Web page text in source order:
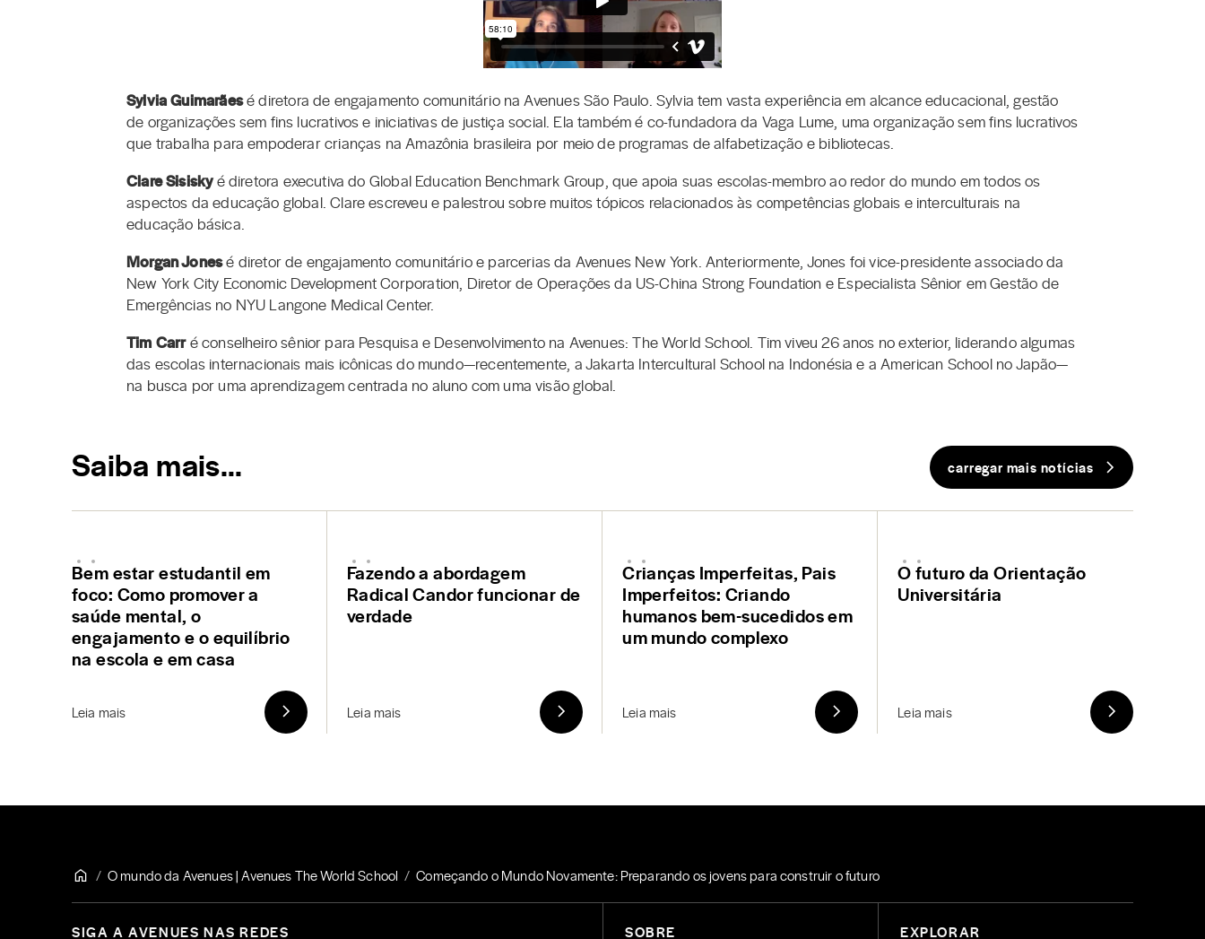
Sylvia Guimarãesé diretora de engajamento comunitário na Avenues São Paulo. Sylvia tem vasta experiência em alcance educacional, gestão
de organizações sem fins lucrativos e iniciativas de justiça social. Ela também é co-fundadora da Vaga Lume, uma organização sem fins lucrativos
que trabalha para empoderar crianças na Amazônia brasileira por meio de programas de alfabetização e bibliotecas.
Clare Sisiskyé diretora executiva do Global Education Benchmark Group, que apoia suas escolas-membro ao redor do mundo em todos os
aspectos da educação global. Clare escreveu e palestrou sobre muitos tópicos relacionados às competências globais e interculturais na
educação básica.
Morgan Jonesé diretor de engajamento comunitário e parcerias da Avenues New York. Anteriormente, Jones foi vice-presidente associado da
New York City Economic Development Corporation, Diretor de Operações da US-China Strong Foundation e Especialista Sênior em Gestão de
Emergências no NYU Langone Medical Center.
Tim Carré conselheiro sênior para Pesquisa e Desenvolvimento na Avenues: The World School. Tim viveu 26 anos no exterior, liderando algumas
das escolas internacionais mais icônicas do mundo—recentemente, a Jakarta Intercultural School na Indonésia e a American School no Japão—
na busca por uma aprendizagem centrada no aluno com uma visão global.
Saiba mais… carregar mais notícias
Bem estar estudantil em
foco: Como promover a
saúde mental, o
engajamento e o equilíbrio
na escola e em casa
Leia mais
Fazendo a abordagem
Radical Candor funcionar de
verdade
Leia mais
Crianças Imperfeitas, Pais
Imperfeitos: Criando
humanos bem-sucedidos em
um mundo complexo
Leia mais
O futuro da Orientação
Universitária
Leia mais
O mundo da Avenues | Avenues The World School Começando o Mundo Novamente: Preparando os jovens para construir o futuro
SIGA A AVENUES NAS REDES SOBRE EXPLORAR